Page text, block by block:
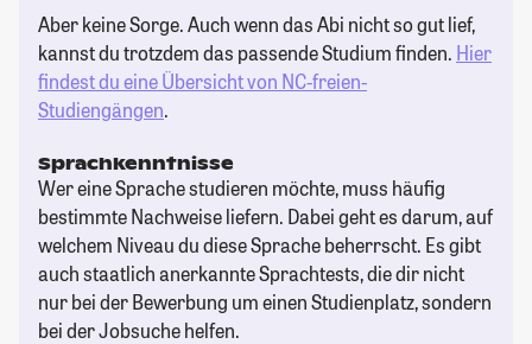
Aber keine Sorge. Auch wenn das Abi nicht so gut lief,
kannst du trotzdem das passende Studium finden. Hier
findest du eine Übersicht von NC-freien-
Studiengängen.
Sprachkenntnisse
Wer eine Sprache studieren möchte, muss häufig
bestimmte Nachweise liefern. Dabei geht es darum, auf
welchem Niveau du diese Sprache beherrscht. Es gibt
auch staatlich anerkannte Sprachtests, die dir nicht
nur bei der Bewerbung um einen Studienplatz, sondern
bei der Jobsuche helfen.